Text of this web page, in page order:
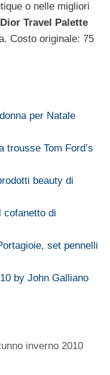
o nelle migliori
Dior Travel Palette
Costo originale: 75
per Natale
trousse Tom Ford’s
beauty di
cofanetto di
set pennelli
by John Galliano
inverno 2010